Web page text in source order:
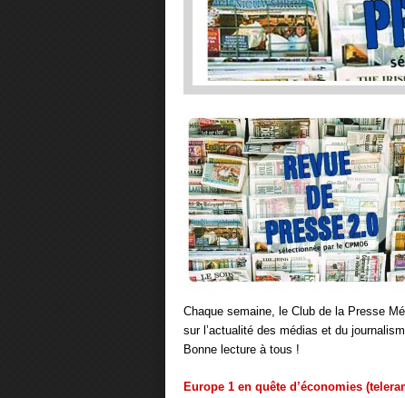
Chaque semaine, le Club de la Presse
sur l’actualité des médias et du
Bonne lecture à tous !
Europe 1 en quête d’économies